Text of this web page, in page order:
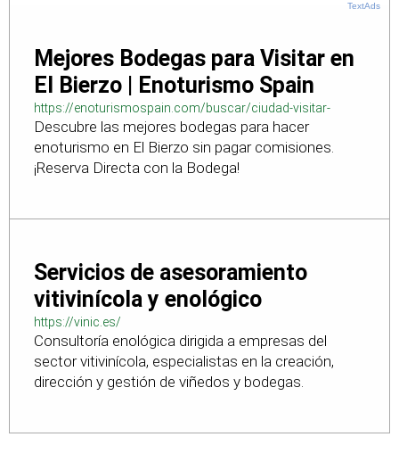
TextAds
Mejores Bodegas para Visitar en
El Bierzo | Enoturismo Spain
https://enoturismospain.com/buscar/ciudad-visitar-
bodegas-en-leon
Descubre las mejores bodegas para hacer
enoturismo en El Bierzo sin pagar comisiones.
¡Reserva Directa con la Bodega!
Servicios de asesoramiento
vitivinícola y enológico
https://vinic.es/
Consultoría enológica dirigida a empresas del
sector vitivinícola, especialistas en la creación,
dirección y gestión de viñedos y bodegas.